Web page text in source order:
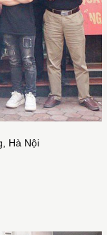
Hà Nội